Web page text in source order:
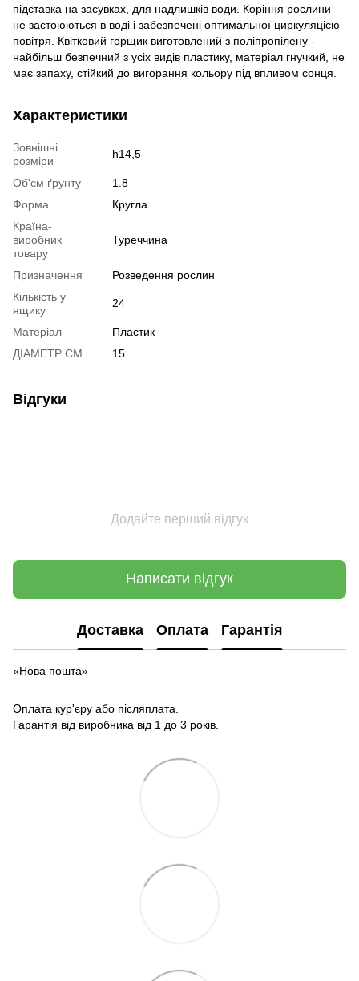
підставка на засувках, для надлишків води. Коріння рослини
не застоюються в воді і забезпечені оптимальної циркуляцією
повітря. Квітковий горщик виготовлений з поліпропілену -
найбільш безпечний з усіх видів пластику, матеріал гнучкий, не
має запаху, стійкий до вигорання кольору під впливом сонця.
Характеристики
Зовнішні
розміри
h14,5
Об'єм ґрунту
1.8
Форма
Кругла
Країна-
виробник
товару
Туреччина
Призначення
Розведення рослин
Кількість у
ящику
24
Матеріал
Пластик
ДІАМЕТР СМ
15
Відгуки
Додайте перший відгук
Написати відгук
Доставка Оплата Гарантія
«Нова пошта»
Оплата кур'єру або післяплата.
Гарантія від виробника від 1 до 3 років.